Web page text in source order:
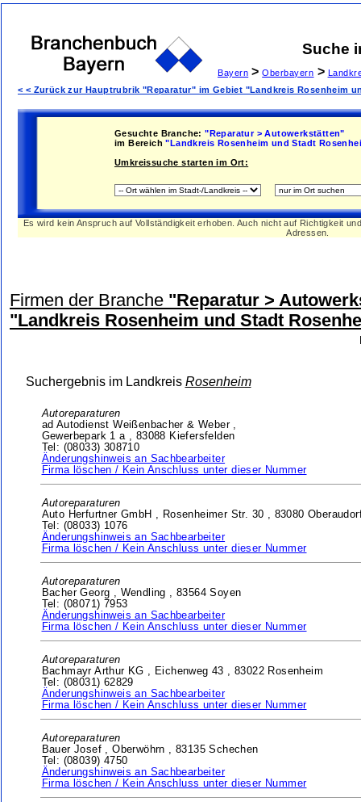
Suche
Bayern > Oberbayern >
< < Zurück zur Hauptrubrik "Reparatur" im Gebiet "Landkreis Rosenheim
Gesuchte Branche: "Reparatur > Autowerkstätten"
im Bereich "Landkreis Rosenheim und Stadt
Umkreissuche starten im Ort:
Es wird kein Anspruch auf Vollständigkeit erhoben. Auch nicht auf Richtigkeit
Adressen.
Firmen der Branche "Reparatur >
"Landkreis Rosenheim und Stadt
Suchergebnis im Landkreis Rosenheim
Autoreparaturen
ad Autodienst Weißenbacher & Weber ,
Gewerbepark 1 a , 83088 Kiefersfelden
Tel: (08033) 308710
Änderungshinweis an Sachbearbeiter
Firma löschen / Kein Anschluss unter dieser Nummer
Autoreparaturen
Auto Herfurtner GmbH , Rosenheimer Str. 30 , 83080
Tel: (08033) 1076
Änderungshinweis an Sachbearbeiter
Firma löschen / Kein Anschluss unter dieser Nummer
Autoreparaturen
Bacher Georg , Wendling , 83564 Soyen
Tel: (08071) 7953
Änderungshinweis an Sachbearbeiter
Firma löschen / Kein Anschluss unter dieser Nummer
Autoreparaturen
Bachmayr Arthur KG , Eichenweg 43 , 83022 Rosenheim
Tel: (08031) 62829
Änderungshinweis an Sachbearbeiter
Firma löschen / Kein Anschluss unter dieser Nummer
Autoreparaturen
Bauer Josef ,Oberwöhrn , 83135 Schechen
Tel: (08039) 4750
Änderungshinweis an Sachbearbeiter
Firma löschen / Kein Anschluss unter dieser Nummer